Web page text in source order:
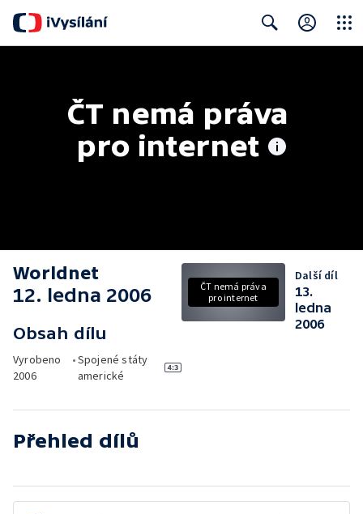
ČT nemá práva
pro internet
Worldnet
12. ledna 2006
Obsah dílu
Vyrobeno
2006
•Spojené státy
americké
ČT nemá práva
pro internet
Další díl
13.
ledna
2006
Přehled dílů